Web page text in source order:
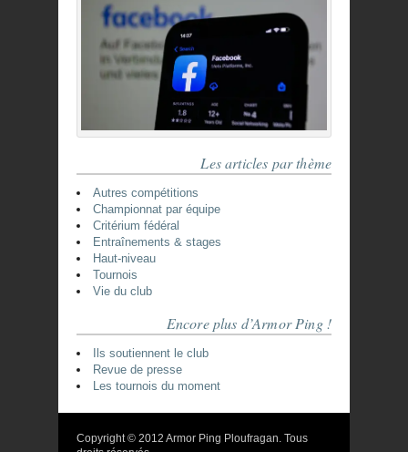
Les articles par thème
Autres compétitions
Championnat par équipe
Critérium fédéral
Entraînements & stages
Haut-niveau
Tournois
Vie du club
Encore plus d’Armor Ping !
Ils soutiennent le club
Revue de presse
Les tournois du moment
Copyright © 2012 Armor Ping Ploufragan. Tous